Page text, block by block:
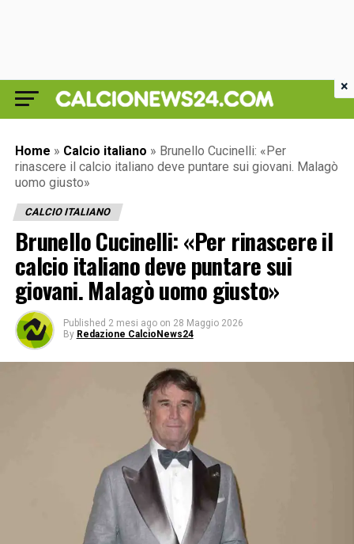
Home » Calcio italiano » Brunello Cucinelli: «Per
rinascere il calcio italiano deve puntare sui giovani. Malagò
uomo giusto»
CALCIO ITALIANO
Brunello Cucinelli: «Per rinascere il
calcio italiano deve puntare sui
giovani. Malagò uomo giusto»
Published 2 mesi ago on 28 Maggio 2026
By Redazione CalcioNews24
×